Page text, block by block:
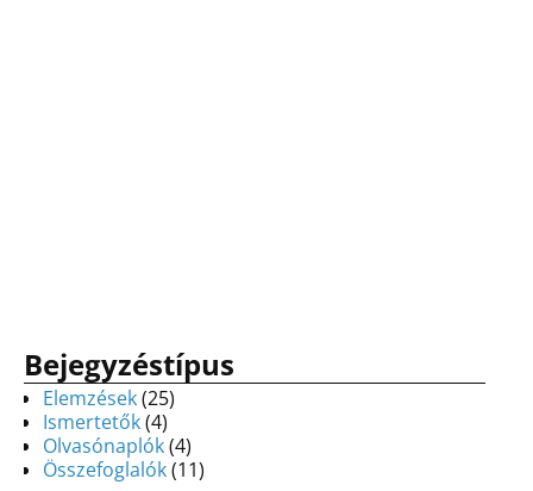
Bejegyzéstípus
Elemzések(25)
Ismertetők(4)
Olvasónaplók(4)
Összefoglalók(11)